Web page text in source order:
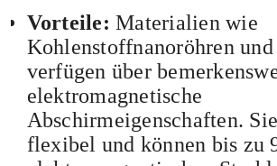
Vorteile: Materialien wie
Kohlenstoffnanoröhren und
verfügen über
elektromagnetische
Abschirmeigenschaften.
flexibel und können bis zu